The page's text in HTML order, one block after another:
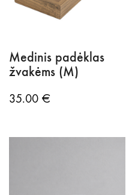
Medinis padėklas
žvakėms (M)
35.00 €